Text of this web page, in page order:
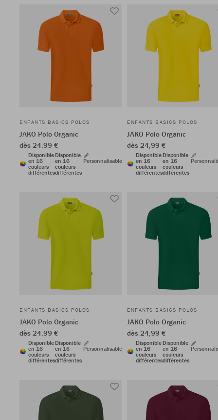
ENFANTS BASICS POLOS
JAKO Polo Organic
dès 24,99 €
Disponible
en 16
couleurs
différentes
Disponible
en 16
couleurs
différentes
Personnalisable
ENFANTS BASICS POLOS
JAKO Polo Organic
dès 24,99 €
Disponible
en 16
couleurs
différentes
Disponible
en 16
couleurs
différentes
ENFANTS BASICS POLOS
JAKO Polo Organic
dès 24,99 €
Disponible
en 16
couleurs
différentes
Disponible
en 16
couleurs
différentes
Personnalisable
ENFANTS BASICS POLOS
JAKO Polo Organic
dès 24,99 €
Disponible
en 16
couleurs
différentes
Disponible
en 16
couleurs
différentes